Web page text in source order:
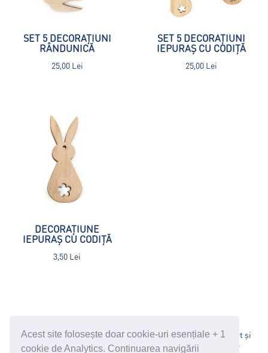
Acest site folosește doar cookie-uri esențiale + 1
cookie de Analytics. Continuarea navigării
SET 5 DECORAȚIUNI
RÂNDUNICĂ
25,00 Lei
SET 5 DECORAȚIUNI
IEPURAȘ CU CODIȚĂ
25,00 Lei
DECORAȚIUNE
IEPURAȘ CU CODIȚĂ
3,50 Lei
Politică Date Personale Termeni și Condiții
Transport și
Modalități de Plată
Oferta Corporate
Politica de retur